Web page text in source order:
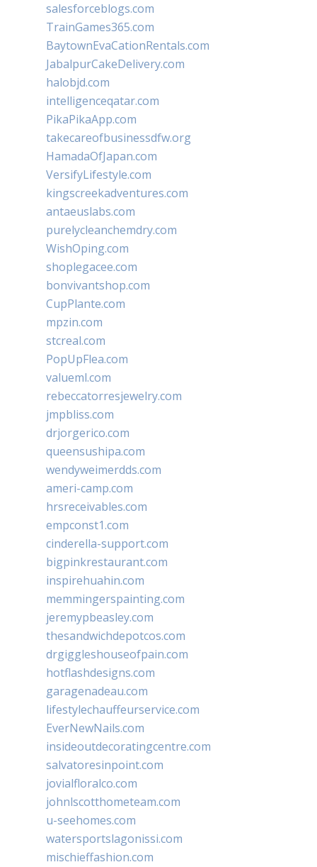
salesforceblogs.com
TrainGames365.com
BaytownEvaCationRentals.com
JabalpurCakeDelivery.com
halobjd.com
intelligenceqatar.com
PikaPikaApp.com
takecareofbusinessdfw.org
HamadaOfJapan.com
VersifyLifestyle.com
kingscreekadventures.com
antaeuslabs.com
purelycleanchemdry.com
WishOping.com
shoplegacee.com
bonvivantshop.com
CupPlante.com
mpzin.com
stcreal.com
PopUpFlea.com
valueml.com
rebeccatorresjewelry.com
jmpbliss.com
drjorgerico.com
queensushipa.com
wendyweimerdds.com
ameri-camp.com
hrsreceivables.com
empconst1.com
cinderella-support.com
bigpinkrestaurant.com
inspirehuahin.com
memmingerspainting.com
jeremypbeasley.com
thesandwichdepotcos.com
drgiggleshouseofpain.com
hotflashdesigns.com
garagenadeau.com
lifestylechauffeurservice.com
EverNewNails.com
insideoutdecoratingcentre.com
salvatoresinpoint.com
jovialfloralco.com
johnlscotthometeam.com
u-seehomes.com
watersportslagonissi.com
mischieffashion.com